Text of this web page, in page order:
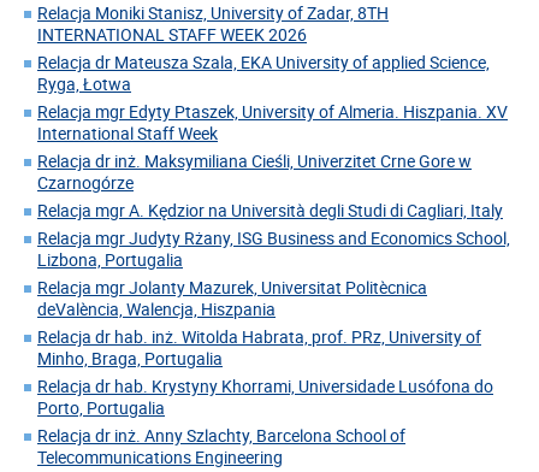
Relacja Moniki Stanisz, University of Zadar, 8TH
INTERNATIONAL STAFF WEEK 2026
Relacja dr Mateusza Szala, EKA University of applied Science,
Ryga, Łotwa
Relacja mgr Edyty Ptaszek, University of Almeria. Hiszpania. XV
International Staff Week
Relacja dr inż. Maksymiliana Cieśli, Univerzitet Crne Gore w
Czarnogórze
Relacja mgr A. Kędzior na Università degli Studi di Cagliari, Italy
Relacja mgr Judyty Rżany, ISG Business and Economics School,
Lizbona, Portugalia
Relacja mgr Jolanty Mazurek, Universitat Politècnica
deValència, Walencja, Hiszpania
Relacja dr hab. inż. Witolda Habrata, prof. PRz, University of
Minho, Braga, Portugalia
Relacja dr hab. Krystyny Khorrami, Universidade Lusófona do
Porto, Portugalia
Relacja dr inż. Anny Szlachty, Barcelona School of
Telecommunications Engineering